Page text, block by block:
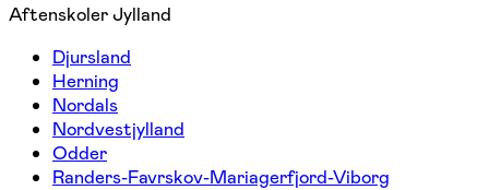
Aftenskoler Jylland
Djursland
Herning
Nordals
Nordvestjylland
Odder
Randers-Favrskov-Mariagerfjord-Viborg